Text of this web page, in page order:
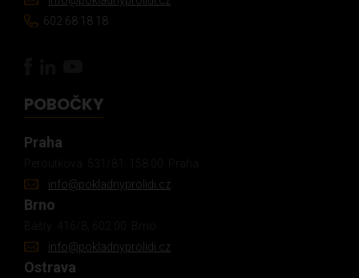
602 68 18 18
POBOČKY
Praha
info@pokladnyprolidi.cz
Brno
info@pokladnyprolidi.cz
Ostrava